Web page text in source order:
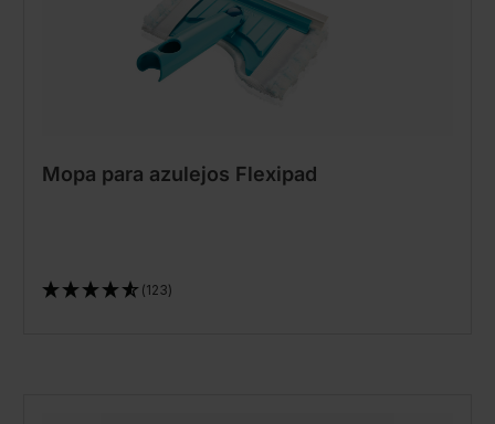
Mopa para azulejos Flexipad
(123)